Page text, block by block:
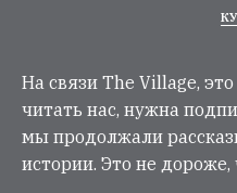
На связи The Village,
читать нас, нужна
мы продолжали
истории. Это не